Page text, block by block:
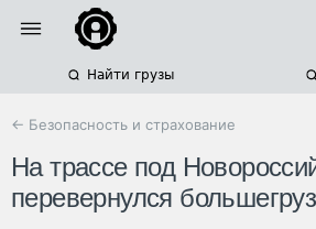
Найти грузы
← Безопасность и страхование
На трассе под
перевернулся